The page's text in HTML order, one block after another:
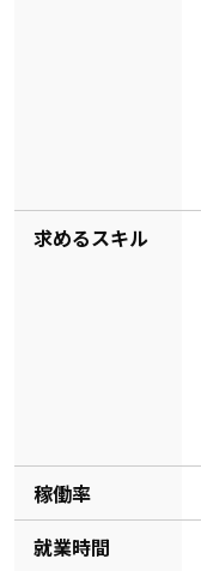
求めるスキル
稼働率
就業時間